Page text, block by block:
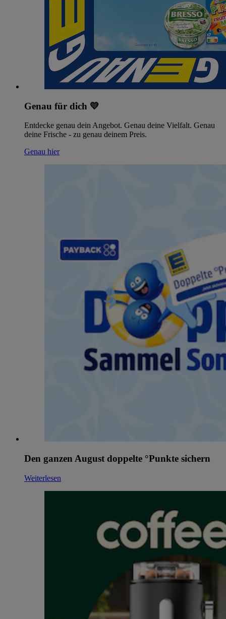
Genau für dich 💛
Entdecke genau dein Angebot. Genau deine Vielfalt. Genau
deine Frische - zu genau deinem Preis.
Genau hier
Den ganzen August doppelte °Punkte sichern
Weiterlesen